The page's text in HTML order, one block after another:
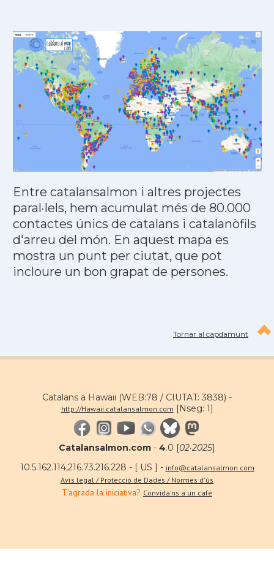
Entre catalansalmon i altres projectes
paral·lels, hem acumulat més de 80.000
contactes únics de catalans i catalanòfils
d'arreu del món. En aquest mapa es
mostra un punt per ciutat, que pot
incloure un bon grapat de persones.
Tornar al capdamunt
Catalans a Hawaii (WEB:78 / CIUTAT: 3838) -
http://Hawaii.catalansalmon.com [Nseg: 1]
Catalansalmon.com - 4.0 [02·2025]
10.5.162.114,216.73.216.228 - [ US ] - info@catalansalmon.com
Avís legal / Protecció de Dades / Normes d'ús
T'agrada la iniciativa? Convida'ns a un café